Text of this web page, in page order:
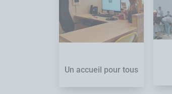
Un accueil pour tous